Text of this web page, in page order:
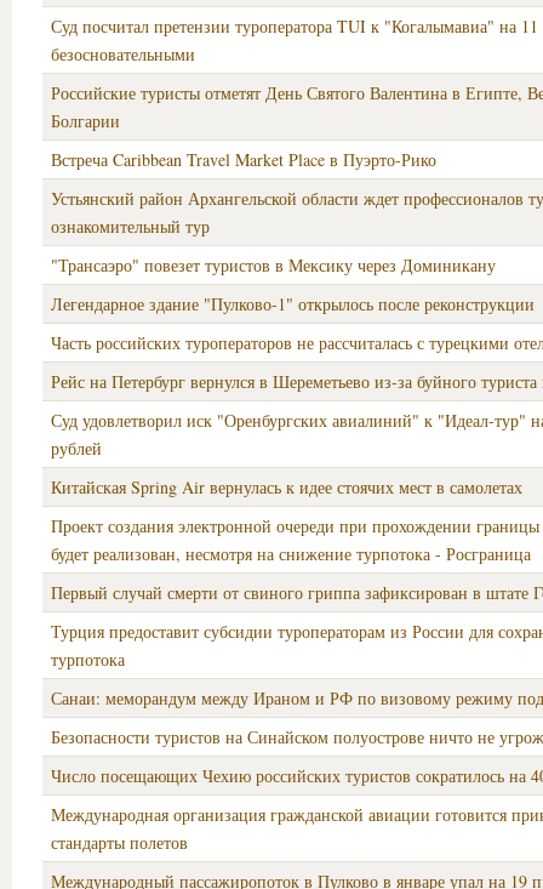
Суд посчитал претензии туроператора TUI к "Когалымавиа" на
безосновательными
Российские туристы отметят День Святого Валентина в Египте,
Болгарии
Встреча Caribbean Travel Market Place в Пуэрто-Рико
Устьянский район Архангельской области ждет профессионалов
ознакомительный тур
"Трансаэро" повезет туристов в Мексику через Доминикану
Легендарное здание "Пулково-1" открылось после реконструкции
Часть российских туроператоров не рассчиталась с турецкими
Рейс на Петербург вернулся в Шереметьево из-за буйного
Суд удовлетворил иск "Оренбургских авиалиний" к "Идеал-тур"
рублей
Китайская Spring Air вернулась к идее стоячих мест в самолетах
Проект создания электронной очереди при прохождении
будет реализован, несмотря на снижение турпотока - Росграница
Первый случай смерти от свиного гриппа зафиксирован в штате
Турция предоставит субсидии туроператорам из России для
турпотока
Санаи: меморандум между Ираном и РФ по визовому режиму
Безопасности туристов на Синайском полуострове ничто не
Число посещающих Чехию российских туристов сократилось на
Международная организация гражданской авиации готовится
стандарты полетов
Международный пассажиропоток в Пулково в январе упал на 19